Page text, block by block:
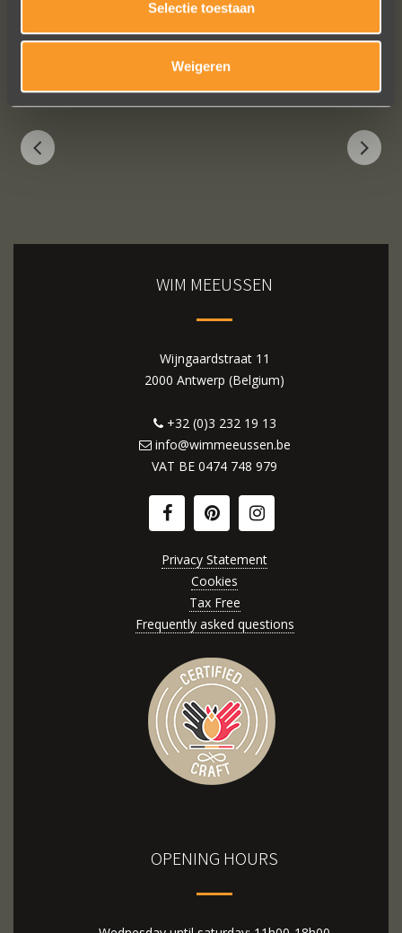
Selectie toestaan
Weigeren
Bekijk al onze reviews
WIM MEEUSSEN
Wijngaardstraat 11
2000 Antwerp (Belgium)
+32 (0)3 232 19 13
info@wimmeeussen.be
VAT BE 0474 748 979
Privacy Statement
Cookies
Tax Free
Frequently asked questions
OPENING HOURS